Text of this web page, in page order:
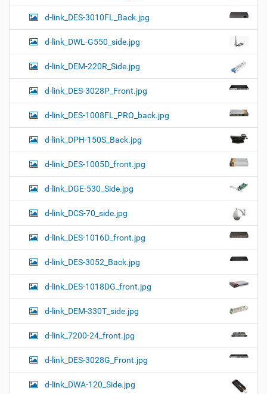
d-link_DES-3010FL_Back.jpg
d-link_DWL-G550_side.jpg
d-link_DEM-220R_Side.jpg
d-link_DES-3028P_Front.jpg
d-link_DES-1008FL_PRO_back.jpg
d-link_DPH-150S_Back.jpg
d-link_DES-1005D_front.jpg
d-link_DGE-530_Side.jpg
d-link_DCS-70_side.jpg
d-link_DES-1016D_front.jpg
d-link_DES-3052_Back.jpg
d-link_DES-1018DG_front.jpg
d-link_DEM-330T_side.jpg
d-link_7200-24_front.jpg
d-link_DES-3028G_Front.jpg
d-link_DWA-120_Side.jpg